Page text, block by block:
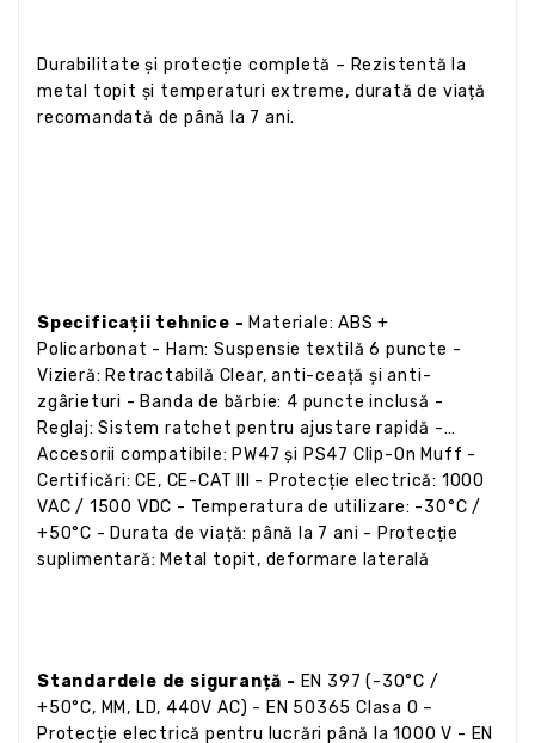
Durabilitate și protecție completă – Rezistentă la
metal topit și temperaturi extreme, durată de viață
recomandată de până la 7 ani.
Specificații tehnice - Materiale: ABS +
Policarbonat - Ham: Suspensie textilă 6 puncte -
Vizieră: Retractabilă Clear, anti-ceață și anti-
zgârieturi - Banda de bărbie: 4 puncte inclusă -
Reglaj: Sistem ratchet pentru ajustare rapidă -
Accesorii compatibile: PW47 și PS47 Clip-On Muff -
Certificări: CE, CE-CAT III - Protecție electrică: 1000
VAC / 1500 VDC - Temperatura de utilizare: -30°C /
+50°C - Durata de viață: până la 7 ani - Protecție
suplimentară: Metal topit, deformare laterală
Standardele de siguranță - EN 397 (-30°C /
+50°C, MM, LD, 440V AC) - EN 50365 Clasa 0 –
Protecție electrică pentru lucrări până la 1000 V - EN